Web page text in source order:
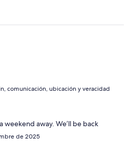
comunicación, ubicación y veracidad
away. We’ll be back
de 2025